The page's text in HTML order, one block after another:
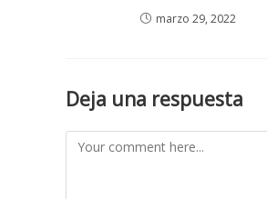
marzo 29, 2022
Deja una respuesta
Comment